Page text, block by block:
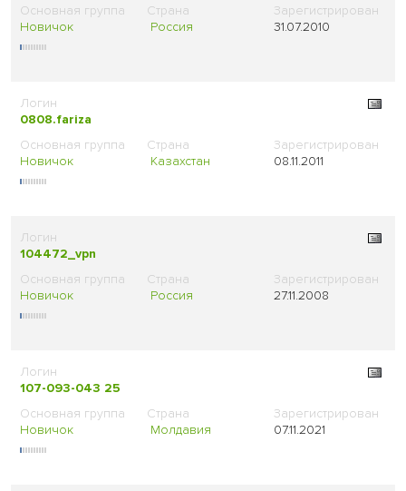
Новичок Россия 31.07.2010
0808.fariza
Новичок Казахстан 08.11.2011
104472_vpn
Новичок Россия 27.11.2008
107-093-043 25
Новичок Молдавия 07.11.2021